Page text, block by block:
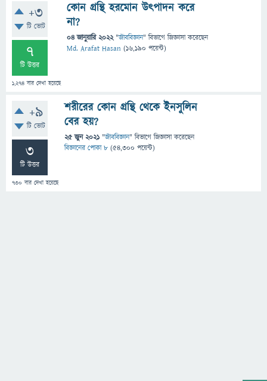
+3
টি ভোট
7
টি উত্তর
1,274 বার দেখা হয়েছে
কোন গ্রন্থি হরমোন উৎপাদন করে
না?
04 জানুয়ারি 2022 "জীববিজ্ঞান" বিভাগে জিজ্ঞাসাকরেছেন
Md. Arafat Hasan (16,190 পয়েন্ট)
+9
টি ভোট
3
টি উত্তর
730 বার দেখা হয়েছে
শরীরের কোন গ্রন্থি থেকে ইনসুলিন
বের হয়?
25 জুন 2021 "জীববিজ্ঞান" বিভাগে জিজ্ঞাসাকরেছেন
বিজ্ঞানের পোকা ৮ (54,300 পয়েন্ট)